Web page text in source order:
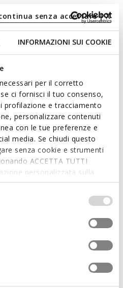
INFORMAZIONI SUI COOKIE
per il corretto
ci fornisci il tuo consenso,
profilazione e tracciamento
personalizzare contenuti
con le tue preferenze e
media. Se chiudi questo
senza cookie e strumenti
ACCETTA TUTTI
personalizzata sulla
Selezionando
scegliere quali cookies ed
autorizzare. Per maggiori
in qualsiasi momento le
senza accettare | X
Absatz in femininem und
weichem Wildleder gefertigt
Outfits ab, ohne dabei
Anziehen
für schnelleres Anziehen